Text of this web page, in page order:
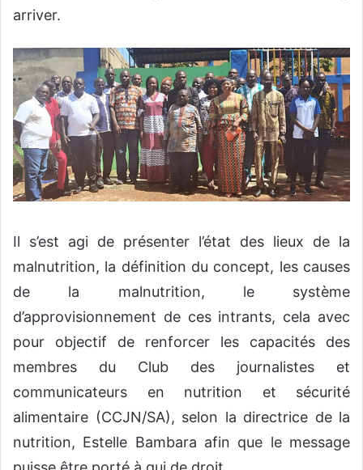
arriver.
Il s’est agi de présenter l’état des lieux de la
malnutrition, la définition du concept, les causes
de la malnutrition, le système
d’approvisionnement de ces intrants, cela avec
pour objectif de renforcer les capacités des
membres du Club des journalistes et
communicateurs en nutrition et sécurité
alimentaire (CCJN/SA), selon la directrice de la
nutrition, Estelle Bambara afin que le message